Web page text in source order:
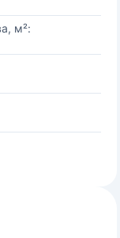
м²: